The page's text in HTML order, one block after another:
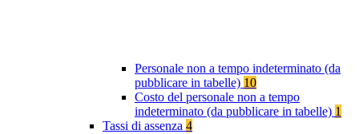
Personale non a tempo indeterminato (da
pubblicare in tabelle) 10
Costo del personale non a tempo
indeterminato (da pubblicare in tabelle) 1
Tassi di assenza 4